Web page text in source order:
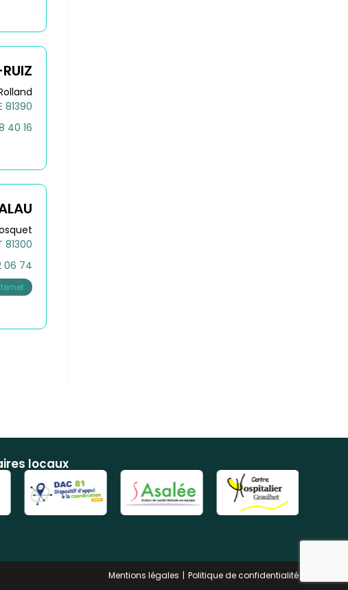
81390
40 16
81300
06 74
locaux
Mentions légales Politique de confidentialité